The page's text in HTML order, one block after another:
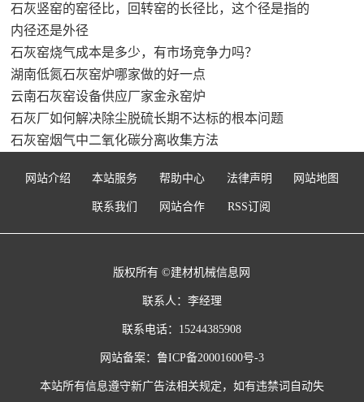
石灰竖窑的窑径比，回转窑的长径比，这个径是指的
内径还是外径
石灰窑烧气成本是多少，有市场竞争力吗？
湖南低氮石灰窑炉哪家做的好一点
云南石灰窑设备供应厂家金永窑炉
石灰厂如何解决除尘脱硫长期不达标的根本问题
石灰窑烟气中二氧化碳分离收集方法
网站介绍 本站服务 帮助中心 法律声明 网站地图
联系我们 网站合作 RSS订阅
版权所有 ©建材机械信息网
联系人：李经理
联系电话：15244385908
网站备案： 鲁ICP备20001600号-3
本站所有信息遵守新广告法相关规定，如有违禁词自动失